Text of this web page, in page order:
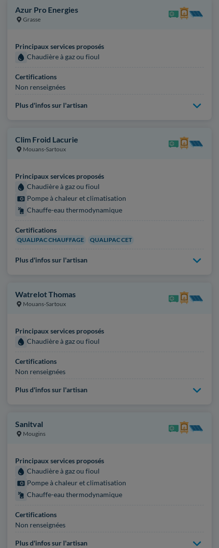
Azur Pro Energies
Grasse
Principaux services proposés
Chaudière à gaz ou fioul
Certifications
Non renseignées
Plus d'infos sur l'artisan
Clim Froid Lacurie
Mouans-Sartoux
Principaux services proposés
Chaudière à gaz ou fioul
Pompe à chaleur et climatisation
Chauffe-eau thermodynamique
Certifications
QUALIPAC CHAUFFAGE QUALIPAC CET
Plus d'infos sur l'artisan
Watrelot Thomas
Mouans-Sartoux
Principaux services proposés
Chaudière à gaz ou fioul
Certifications
Non renseignées
Plus d'infos sur l'artisan
Sanitval
Mougins
Principaux services proposés
Chaudière à gaz ou fioul
Pompe à chaleur et climatisation
Chauffe-eau thermodynamique
Certifications
Non renseignées
Plus d'infos sur l'artisan